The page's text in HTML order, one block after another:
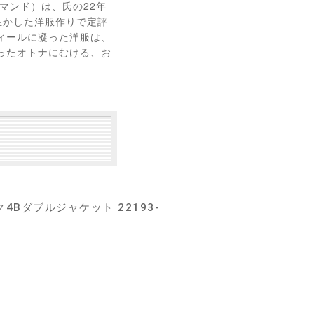
ンド）は、氏の22年
した洋服作りで定評
ルに凝った洋服は、
たオトナにむける、お
4Bダブルジャケット 22193-